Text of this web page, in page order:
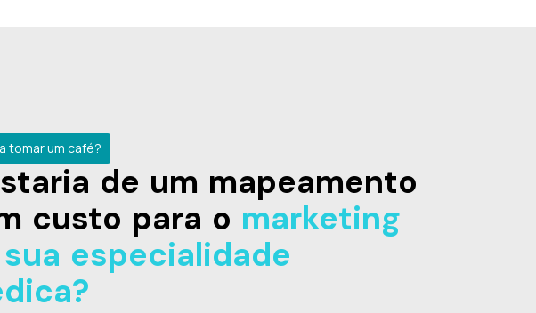
tomar um café?
de um mapeamento
custo para o marketing
especialidade